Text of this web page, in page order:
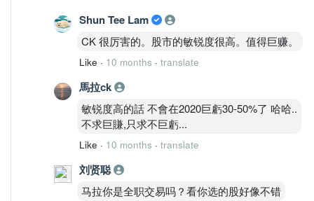
Shun Tee Lam
CK 很厉害的。股市的敏锐度很高。值得巨赚。
Like · 10 months · translate
馬拉ck
敏锐度高的話 不會在2020巨虧30-50%了 哈哈..
不求巨賺,只求不巨虧...
Like · 10 months · translate
刘贤聪
马拉你是全职交易吗？看你选的股好像不错